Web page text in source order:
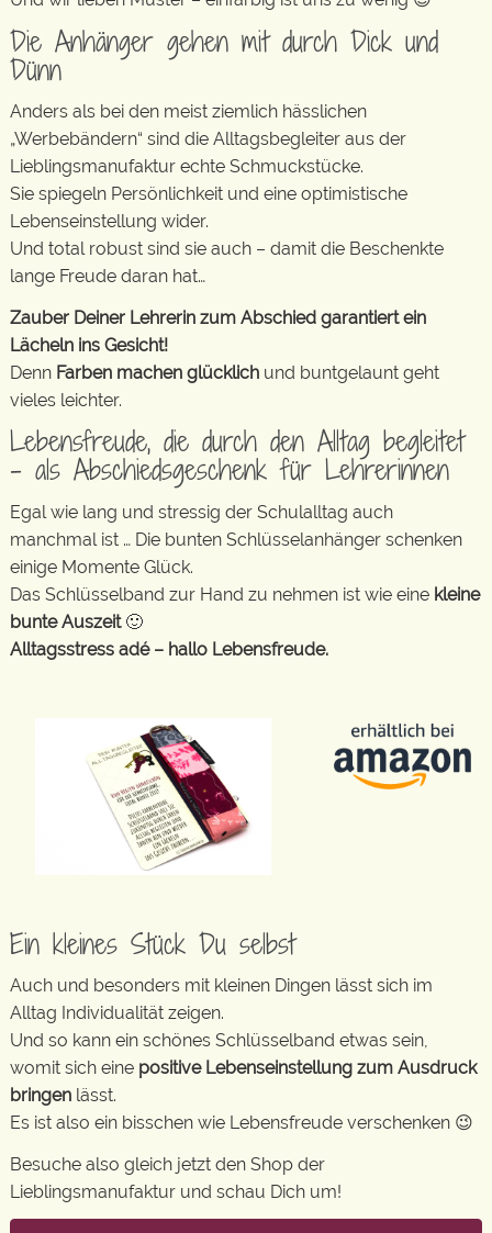
Die Anhänger gehen mit durch Dick und
Dünn
Anders als bei den meist ziemlich hässlichen
„Werbebändern“ sind die Alltagsbegleiter aus der
Lieblingsmanufaktur echte Schmuckstücke.
Sie spiegeln Persönlichkeit und eine optimistische
Lebenseinstellung wider.
Und total robust sind sie auch – damit die Beschenkte
lange Freude daran hat…
Zauber Deiner Lehrerin zum Abschied garantiert ein
Lächeln ins Gesicht!
Denn Farben machen glücklich und buntgelaunt geht
vieles leichter.
Lebensfreude, die durch den Alltag begleitet
– als Abschiedsgeschenk für Lehrerinnen
Egal wie lang und stressig der Schulalltag auch
manchmal ist … Die bunten Schlüsselanhänger schenken
einige Momente Glück.
Das Schlüsselband zur Hand zu nehmen ist wie eine kleine
bunte Auszeit🙂
Alltagsstress adé – hallo Lebensfreude.
Ein kleines Stück Du selbst
Auch und besonders mit kleinen Dingen lässt sich im
Alltag Individualität zeigen.
Und so kann ein schönes Schlüsselband etwas sein,
womit sich eine positive Lebenseinstellung zum Ausdruck
bringen lässt.
Es ist also ein bisschen wie Lebensfreude verschenken 😉
Besuche also gleich jetzt den Shop der
Lieblingsmanufaktur und schau Dich um!